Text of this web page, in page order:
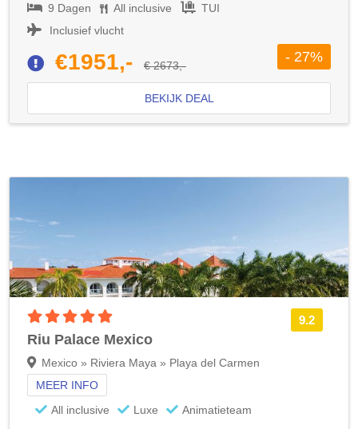
9 Dagen
All inclusive
TUI
Inclusief vlucht
€1951,- € 2673,-
- 27%
BEKIJK DEAL
9.2
Riu Palace Mexico
Mexico » Riviera Maya » Playa del Carmen
MEER INFO
All inclusive
Luxe Animatieteam